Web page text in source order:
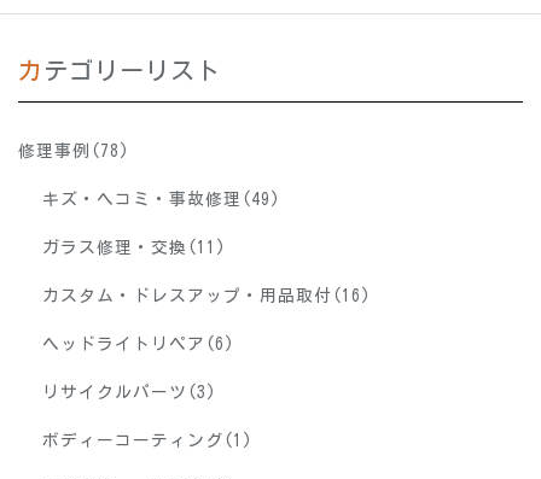
カテゴリーリスト
修理事例(78)
キズ・ヘコミ・事故修理(49)
ガラス修理・交換(11)
カスタム・ドレスアップ・用品取付(16)
ヘッドライトリペア(6)
リサイクルパーツ(3)
ボディーコーティング(1)